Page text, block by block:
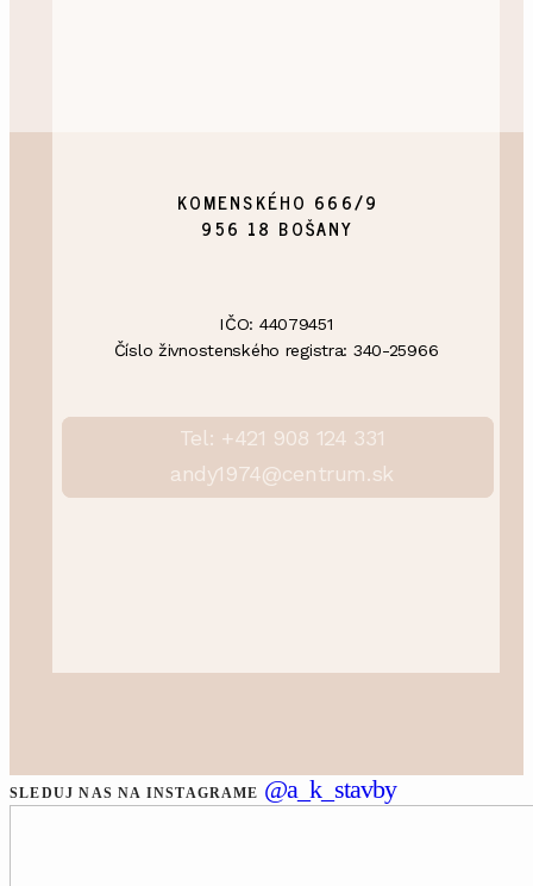
KOMENSKÉHO 666/9
956 18 BOŠANY
Tel: +421 908 124 331
andy1974@centrum.sk
IČO: 44079451
Číslo živnostenského registra: 340-25966
SLEDUJ NAS NA INSTAGRAME @a_k_stavby